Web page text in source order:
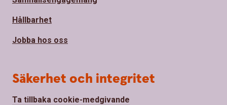
Hållbarhet
Jobba hos oss
Säkerhet och integritet
Ta tillbaka cookie-medgivande